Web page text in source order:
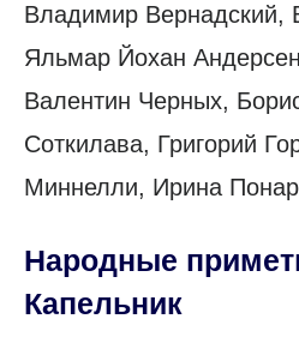
Владимир Вернадский,
Яльмар Йохан
Валентин Черных,
Соткилава, Григорий
Миннелли, Ирина
Народные
Капельник